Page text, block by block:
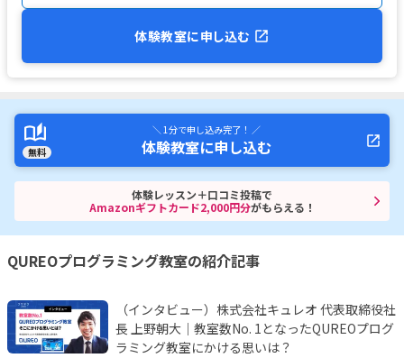
体験教室に申し込む
無料
＼ 1分で申し込み完了！ ／
体験教室に申し込む
体験レッスン＋口コミ投稿で
Amazonギフトカード2,000円分がもらえる！
QUREOプログラミング教室の紹介記事
（インタビュー）株式会社キュレオ 代表取締役社
長 上野朝大｜教室数No. 1となったQUREOプログ
ラミング教室にかける思いは？